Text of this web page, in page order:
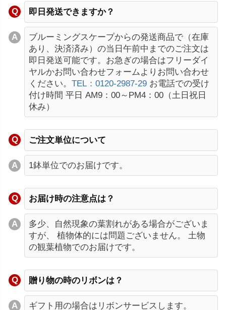
即日発送できますか？
ブルーミングスケープからの発送商品で（在庫
あり、決済済み）の当日午前中までのご注文は
即日発送可能です。お急ぎの場合はフリーダイ
ヤルかお問い合わせフォームよりお問い合わせ
ください。 TEL：0120-2987-29 お電話での受け
付け時間 平日 AM9：00～PM4：00（土日祝日
休み）
ご注文単位について
1鉢単位でのお届けです。
お届け時の注意点は？
多少、自然現象の葉割れがある場合がございま
すが、 植物体的には問題ございません。 土物
の観葉植物でのお届けです。
贈り物の時のリボンは？
ギフト用の場合はリボンサービスします。